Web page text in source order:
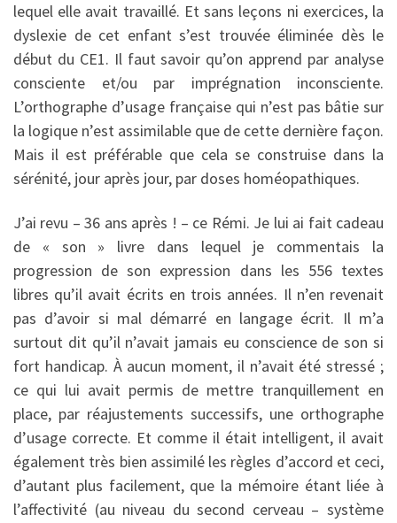
lequel elle avait travaillé. Et sans leçons ni exercices, la
dyslexie de cet enfant s’est trouvée éliminée dès le
début du CE1. Il faut savoir qu’on apprend par analyse
consciente et/ou par imprégnation inconsciente.
L’orthographe d’usage française qui n’est pas bâtie sur
la logique n’est assimilable que de cette dernière façon.
Mais il est préférable que cela se construise dans la
sérénité, jour après jour, par doses homéopathiques.
J’ai revu – 36 ans après ! – ce Rémi. Je lui ai fait cadeau
de « son » livre dans lequel je commentais la
progression de son expression dans les 556 textes
libres qu’il avait écrits en trois années. Il n’en revenait
pas d’avoir si mal démarré en langage écrit. Il m’a
surtout dit qu’il n’avait jamais eu conscience de son si
fort handicap. À aucun moment, il n’avait été stressé ;
ce qui lui avait permis de mettre tranquillement en
place, par réajustements successifs, une orthographe
d’usage correcte. Et comme il était intelligent, il avait
également très bien assimilé les règles d’accord et ceci,
d’autant plus facilement, que la mémoire étant liée à
l’affectivité (au niveau du second cerveau – système